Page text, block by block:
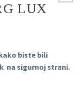
LUX
kako biste bili
na sigurnoj strani.